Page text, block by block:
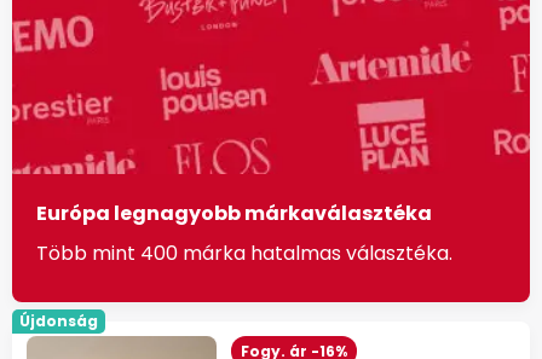
Európa legnagyobb márkaválasztéka
Több mint 400 márka hatalmas választéka.
Újdonság
Fogy. ár -16%